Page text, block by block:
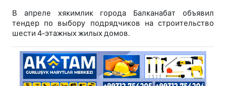
В апреле хякимлик города Балканабат объявил
тендер по выбору подрядчиков на строительство
шести 4-этажных жилых домов.